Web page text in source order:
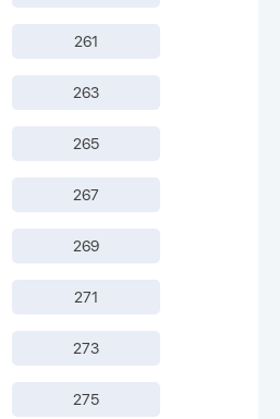
261
263
265
267
269
271
273
275